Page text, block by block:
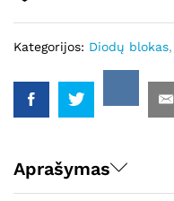
Kategorijos: Diodų blokas,
Aprašymas